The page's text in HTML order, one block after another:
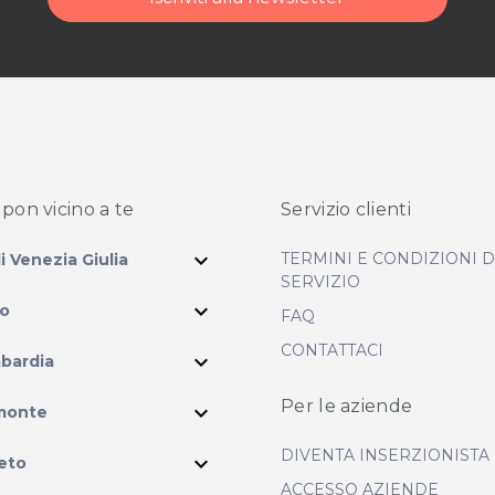
vicino a te
Venezia Giulia expand_more
expand_more
expand_more
expand_more
expand_more
Servizio clienti
TERMINI E CONDIZIONI
SERVIZIO
FAQ
CONTATTACI
Per le aziende
DIVENTA INSERZIONISTA
ACCESSO AZIENDE